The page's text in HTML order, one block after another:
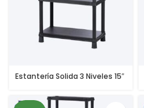
Estantería Solida 3 Niveles 15″